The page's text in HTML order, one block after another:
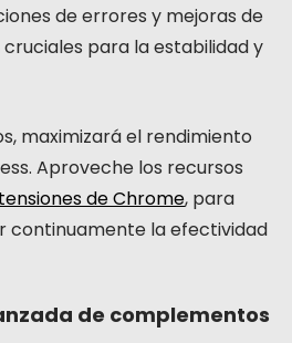
de errores y mejoras de
para la estabilidad y
maximizará el rendimiento
Aproveche los recursos
de Chrome, para
continuamente la efectividad
de complementos